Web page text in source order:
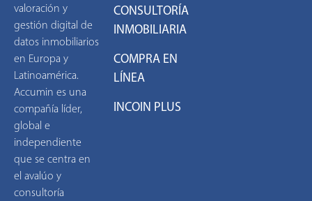
valoración y
gestión digital de
datos inmobiliarios
en Europa y
Latinoamérica.
Accumin es una
compañía líder,
global e
independiente
que se centra en
el avalúo y
consultoría
CONSULTORÍA
INMOBILIARIA
COMPRA EN
LÍNEA
INCOIN PLUS